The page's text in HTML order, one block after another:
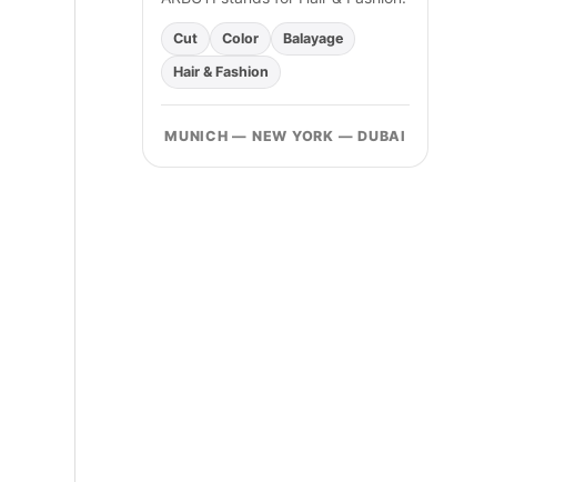
Cut Color
Balayage
Hair & Fashion
MUNICH — NEW YORK — DUBAI